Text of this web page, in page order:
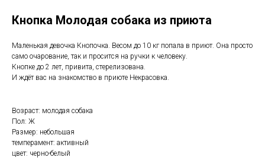
Кнопка Молодая собака из приюта
Маленькая девочка Кнопочка. Весом до 10 кг попала в приют. Она просто
само очарование, так и просится на ручки к человеку.
Кнопке до 2 лет, привита, стерелизована.
И ждёт вас на знакомство в приюте Некрасовка.
Возраст: молодая собака
Пол: Ж
Размер: небольшая
темперамент: активный
цвет: черно-белый